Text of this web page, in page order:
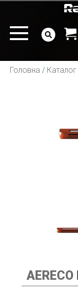
Головна / Каталог
AERECO